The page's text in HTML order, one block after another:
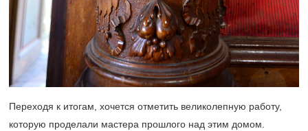
Переходя к итогам, хочется отметить великолепную работу,
которую проделали мастера прошлого над этим домом.